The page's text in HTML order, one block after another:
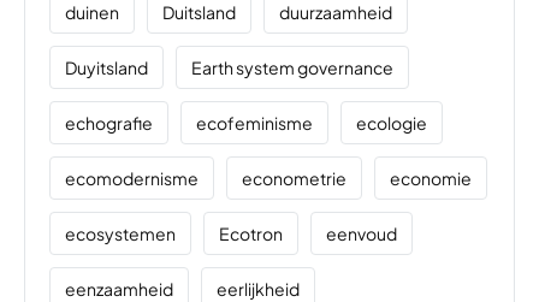
duinen Duitsland duurzaamheid
Duyitsland Earth system governance
echografie ecofeminisme ecologie
ecomodernisme econometrie economie
ecosystemen Ecotron eenvoud
eenzaamheid eerlijkheid